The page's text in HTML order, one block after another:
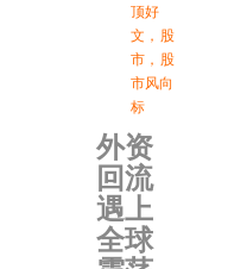
顶好
文 ， 股
市 ， 股
市风向
标
外资
回流
遇上
全球